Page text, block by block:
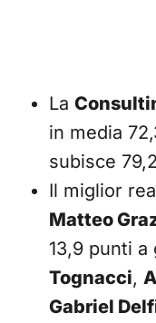
La
in media
subisce
Il miglior
Matteo
13,9 punti a
Tognacci,
Gabriel